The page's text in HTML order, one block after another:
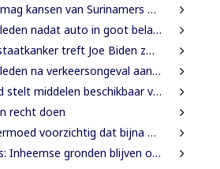
van Surinamers niet bepalen
nadat auto in goot belandt
Biden zwaar, oud-president kampt met hevige pijn
aan Commissaris Weythingweg
beschikbaar voor onderzoek na Heritage Month 2026
recht doen
bijna 30% personen in gevangenissen oplichters zijn”
gronden blijven onbeschermd in Suriname